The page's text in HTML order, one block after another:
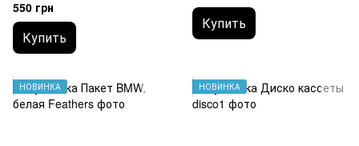
550 грн
Купить
Купить
НОВИНКА НОВИНКА